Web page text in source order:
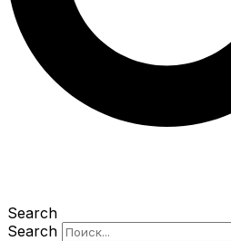
Search
Search